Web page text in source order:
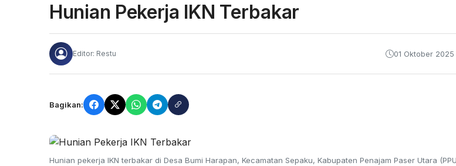
Hunian Pekerja IKN Terbakar
Editor: Restu 01 Oktober
Bagikan:
Hunian pekerja IKN terbakar di Desa Bumi Harapan, Kecamatan Sepaku, Kabupaten Penajam Paser Utara